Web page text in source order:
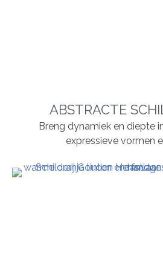
ABSTRACTE
Breng dynamiek en diepte
expressieve vormen